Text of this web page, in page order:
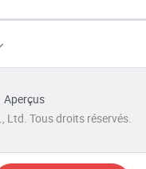
Aperçus
Ltd. Tous droits réservés.